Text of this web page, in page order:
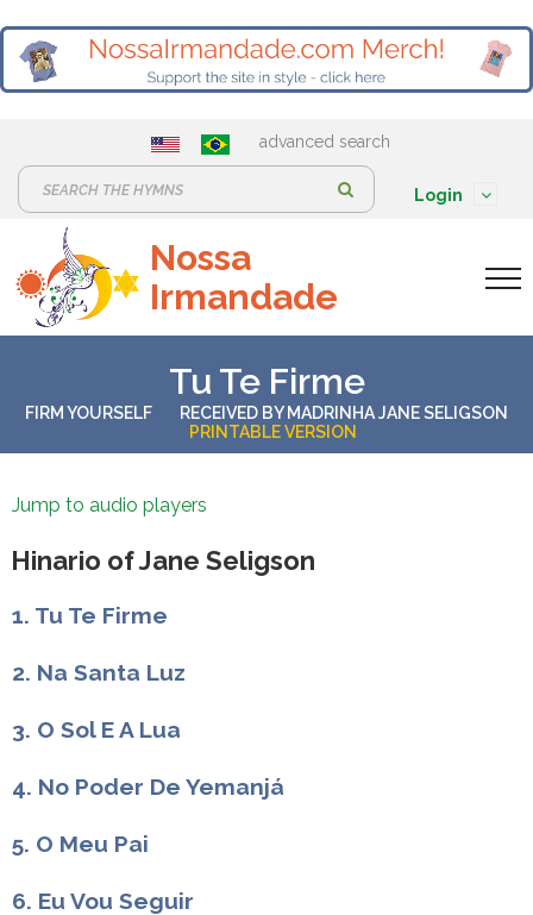
advanced search
e
a
r
:
Login
Nossa
Irmandade
Tu Te Firme
FIRM YOURSELF RECEIVED BYMADRINHA JANE SELIGSON
PRINTABLE VERSION
Jump to audio players
Hinario of Jane Seligson
1. Tu Te Firme
2. Na Santa Luz
3. O Sol E A Lua
4. No Poder De Yemanjá
5. O Meu Pai
6. Eu Vou Seguir